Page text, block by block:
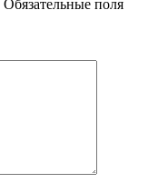
Обязательные поля